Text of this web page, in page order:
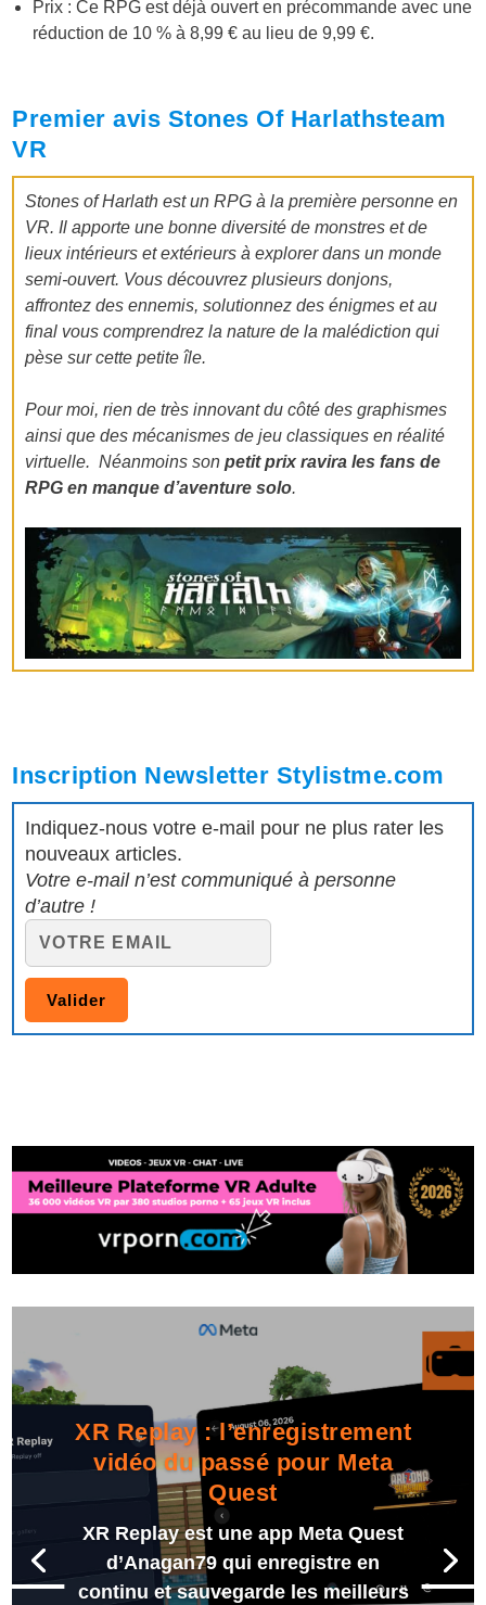
Prix : Ce RPG est déjà ouvert en précommande avec une
réduction de 10 % à 8,99 € au lieu de 9,99 €.
Premier avis Stones Of Harlathsteam
VR
Stones of Harlath est un RPG à la première personne en
VR. Il apporte une bonne diversité de monstres et de
lieux intérieurs et extérieurs à explorer dans un monde
semi-ouvert. Vous découvrez plusieurs donjons,
affrontez des ennemis, solutionnez des énigmes et au
final vous comprendrez la nature de la malédiction qui
pèse sur cette petite île.
Pour moi, rien de très innovant du côté des graphismes
ainsi que des mécanismes de jeu classiques en réalité
virtuelle.Néanmoins son petit prix ravira les fans de
RPG en manque d’aventure solo.
Inscription Newsletter Stylistme.com
Indiquez-nous votre e-mail pour ne plus rater les
nouveaux articles.
Votre e-mail n’est communiqué à personne
d’autre !
XR Replay : l’enregistrement
vidéo du passé pour Meta
Quest
XR Replay est une app Meta Quest
d’Anagan79 qui enregistre en
continu et sauvegarde les meilleurs